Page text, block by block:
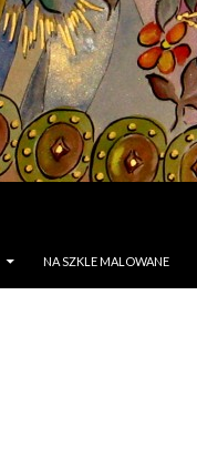
NA SZKLE MALOWANE